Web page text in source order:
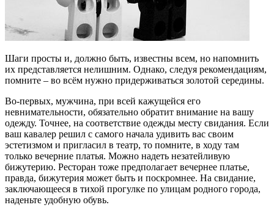
Шаги просты и, должно быть, известны всем, но напомнить
их представляется нелишним. Однако, следуя рекомендациям,
помните – во всём нужно придерживаться золотой середины.
Во-первых, мужчина, при всей кажущейся его
невнимательности, обязательно обратит внимание на вашу
одежду. Точнее, на соответствие одежды месту свидания. Если
ваш кавалер решил с самого начала удивить вас своим
эстетизмом и пригласил в театр, то помните, в ходу там
только вечерние платья. Можно надеть незатейливую
бижутерию. Ресторан тоже предполагает вечернее платье,
правда, бижутерия может быть и поскромнее. На свидание,
заключающееся в тихой прогулке по улицам родного города,
наденьте удобную обувь.